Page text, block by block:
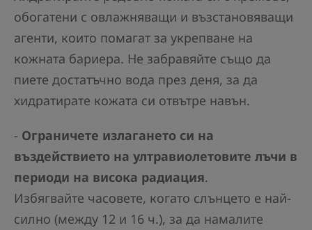
обогатени с овлажняващи и възстановяващи
агенти, които помагат за укрепване на
кожната бариера. Не забравяйте също да
пиете достатъчно вода през деня, за да
хидратирате кожата си отвътре навън.
- Ограничете излагането си на
въздействието на ултравиолетовите лъчи в
периоди на висока радиация.
Избягвайте часовете, когато слънцето е най-
силно (между 12 и 16 ч.), за да намалите